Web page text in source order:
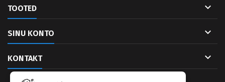
TOOTED 
SINU KONTO 
KONTAKT 